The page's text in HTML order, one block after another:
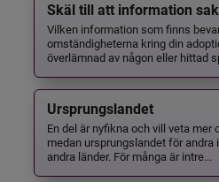
Skäl till att information
Vilken information som finns
omständigheterna kring din
överlämnad av någon eller hittad
Ursprungslandet
En del är nyfikna och vill veta mer
medan ursprungslandet för andra
andra länder. För många är intre...